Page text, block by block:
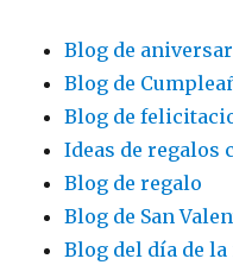
Blog de
Blog de
Blog de
Ideas de regalos
Blog de regalo
Blog de San
Blog del día de la